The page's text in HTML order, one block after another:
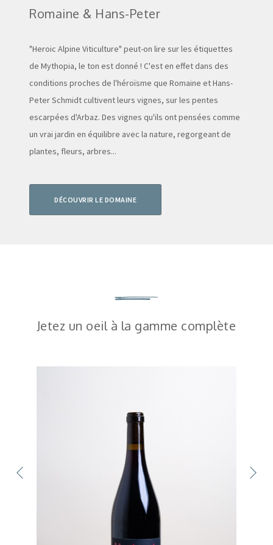
Romaine & Hans-Peter
"Heroic Alpine Viticulture" peut-on lire sur les étiquettes
de Mythopia, le ton est donné ! C'est en effet dans des
conditions proches de l'héroïsme que Romaine etHans-
Peter Schmidt cultivent leurs vignes, sur les pentes
escarpées d'Arbaz. Des vignes qu'ils ont pensées comme
un vrai jardin en équilibre avec la nature, regorgeant de
plantes, fleurs, arbres...
DÉCOUVRIR LE DOMAINE
Jetez un oeil à la gamme complète